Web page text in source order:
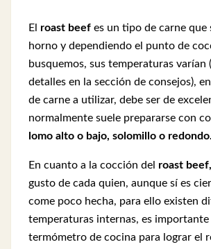
El roast beef es un tipo de carne que
horno y dependiendo el punto de
busquemos, sus temperaturas varían
detalles en la sección de consejos),
de carne a utilizar, debe ser de
normalmente suele prepararse con
lomo alto o bajo, solomillo o redondo.
En cuanto a la cocción del roast beef,
gusto de cada quien, aunque sí es
come poco hecha, para ello existen
temperaturas internas, es
termómetro de cocina para lograr el